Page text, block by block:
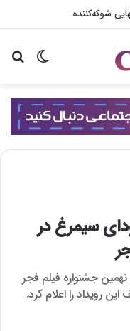
شوکه‌کننده
تغییر
سیمرغ در
جشنواره فیلم فجر
رویداد را اعلام کرد.